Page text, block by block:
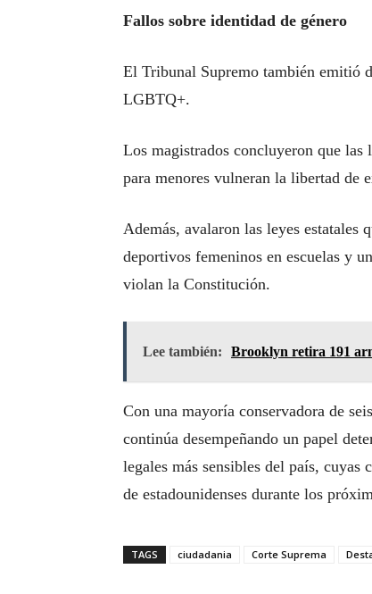
Fallos sobre identidad de género
El Tribunal Supremo también emitió
LGBTQ+.
Los magistrados concluyeron que las
para menores vulneran la libertad de
Además, avalaron las leyes estatales
deportivos femeninos en escuelas y
violan la Constitución.
Lee también: Brooklyn retira 191
Con una mayoría conservadora de
continúa desempeñando un papel
legales más sensibles del país,
de estadounidenses durante los
TAGS ciudadania Corte Suprema